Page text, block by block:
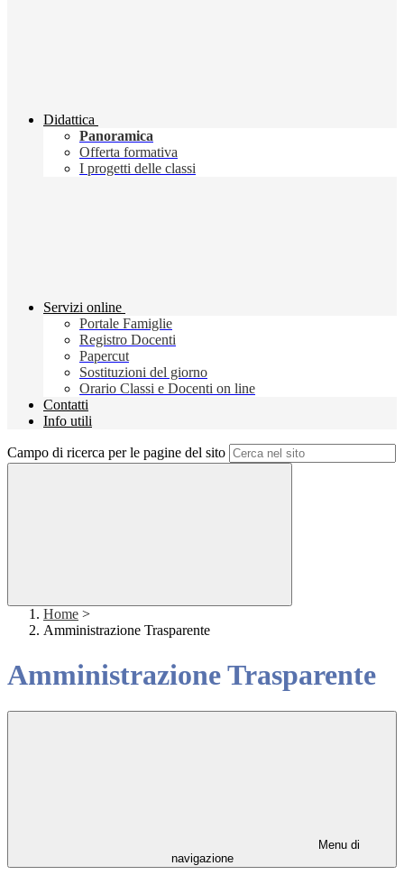
Didattica
Panoramica
Offerta formativa
I progetti delle classi
Servizi online
Portale Famiglie
Registro Docenti
Papercut
Sostituzioni del giorno
Orario Classi e Docenti on line
Contatti
Info utili
Campo di ricerca per le pagine del sito
Home >
Amministrazione Trasparente
Amministrazione Trasparente
Menu di
navigazione